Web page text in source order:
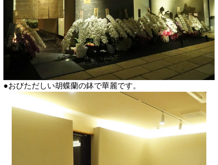
●おびただしい胡蝶蘭の鉢で華麗です。